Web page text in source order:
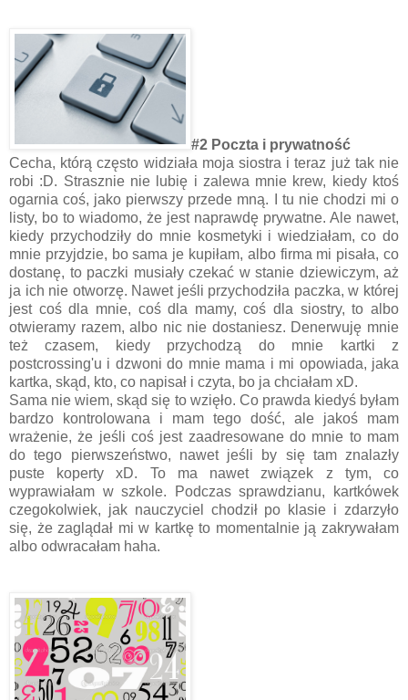
#2 Poczta i prywatność
Cecha, którą często widziała moja siostra i teraz już tak nie
robi :D. Strasznie nie lubię i zalewa mnie krew, kiedy ktoś
ogarnia coś, jako pierwszy przede mną. I tu nie chodzi mi o
listy, bo to wiadomo, że jest naprawdę prywatne. Ale nawet,
kiedy przychodziły do mnie kosmetyki i wiedziałam, co do
mnie przyjdzie, bo sama je kupiłam, albo firma mi pisała, co
dostanę, to paczki musiały czekać w stanie dziewiczym, aż
ja ich nie otworzę. Nawet jeśli przychodziła paczka, w której
jest coś dla mnie, coś dla mamy, coś dla siostry, to albo
otwieramy razem, albo nic nie dostaniesz. Denerwuję mnie
też czasem, kiedy przychodzą do mnie kartki z
postcrossing'u i dzwoni do mnie mama i mi opowiada, jaka
kartka, skąd, kto, co napisał i czyta, bo ja chciałam xD.
Sama nie wiem, skąd się to wzięło. Co prawda kiedyś byłam
bardzo kontrolowana i mam tego dość, ale jakoś mam
wrażenie, że jeśli coś jest zaadresowane do mnie to mam
do tego pierwszeństwo, nawet jeśli by się tam znalazły
puste koperty xD. To ma nawet związek z tym, co
wyprawiałam w szkole. Podczas sprawdzianu, kartkówek
czegokolwiek, jak nauczyciel chodził po klasie i zdarzyło
się, że zaglądał mi w kartkę to momentalnie ją zakrywałam
albo odwracałam haha.